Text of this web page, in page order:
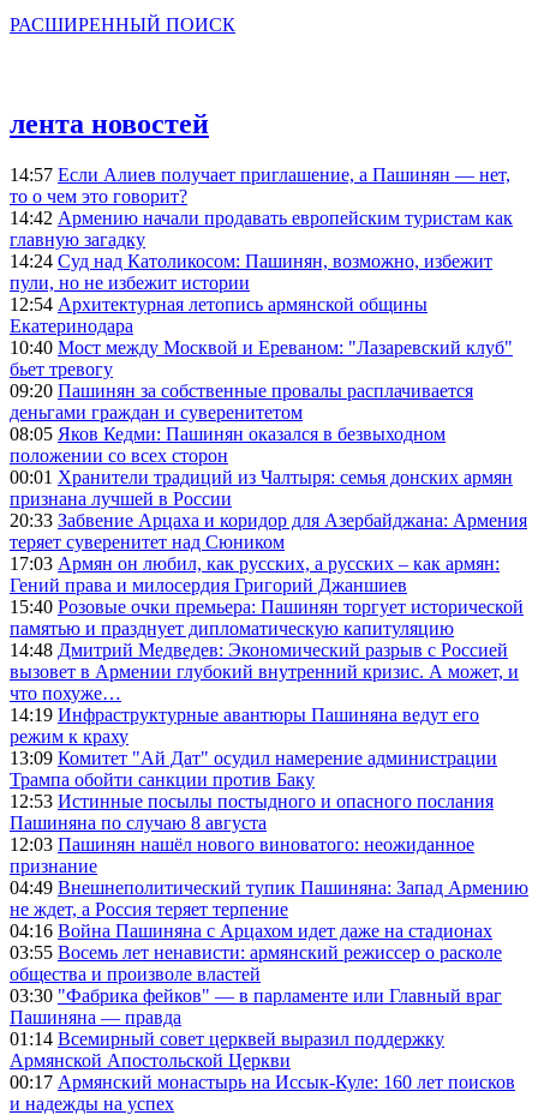
РАСШИРЕННЫЙ ПОИСК
лента новостей
14:57 Если Алиев получает приглашение, а Пашинян — нет,
то о чем это говорит?
14:42 Армению начали продавать европейским туристам как
главную загадку
14:24 Суд над Католикосом: Пашинян, возможно, избежит
пули, но не избежит истории
12:54 Архитектурная летопись армянской общины
Екатеринодара
10:40 Мост между Москвой и Ереваном: "Лазаревский клуб"
бьет тревогу
09:20 Пашинян за собственные провалы расплачивается
деньгами граждан и суверенитетом
08:05 Яков Кедми: Пашинян оказался в безвыходном
положении со всех сторон
00:01 Хранители традиций из Чалтыря: семья донских армян
признана лучшей в России
20:33 Забвение Арцаха и коридор для Азербайджана: Армения
теряет суверенитет над Сюником
17:03 Армян он любил, как русских, а русских – как армян:
Гений права и милосердия Григорий Джаншиев
15:40 Розовые очки премьера: Пашинян торгует исторической
памятью и празднует дипломатическую капитуляцию
14:48 Дмитрий Медведев: Экономический разрыв с Россией
вызовет в Армении глубокий внутренний кризис. А может, и
что похуже…
14:19 Инфраструктурные авантюры Пашиняна ведут его
режим к краху
13:09 Комитет "Ай Дат" осудил намерение администрации
Трампа обойти санкции против Баку
12:53 Истинные посылы постыдного и опасного послания
Пашиняна по случаю 8 августа
12:03 Пашинян нашёл нового виноватого: неожиданное
признание
04:49 Внешнеполитический тупик Пашиняна: Запад Армению
не ждет, а Россия теряет терпение
04:16 Война Пашиняна с Арцахом идет даже на стадионах
03:55 Восемь лет ненависти: армянский режиссер о расколе
общества и произволе властей
03:30 "Фабрика фейков" — в парламенте или Главный враг
Пашиняна — правда
01:14 Всемирный совет церквей выразил поддержку
Армянской Апостольской Церкви
00:17 Армянский монастырь на Иссык-Куле: 160 лет поисков
и надежды на успех